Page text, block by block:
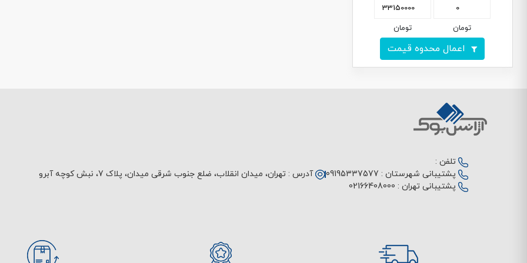
تومان تومان
اعمال محدوه قیمت
تلفن :
پشتیبانی شهرستان : 09195337577
پشتیبانی تهران : 02166408000
آدرس : تهران، میدان انقلاب، ضلع جنوب شرقی میدان، پلاک 7، نبش کوچه آبرو